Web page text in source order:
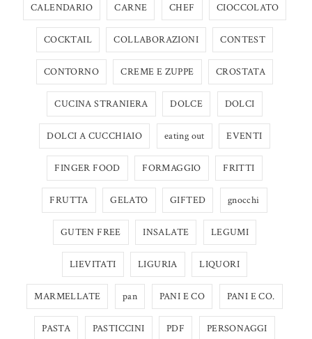
CALENDARIO CARNE CHEF CIOCCOLATO
COCKTAIL COLLABORAZIONI CONTEST
CONTORNO CREME E ZUPPE CROSTATA
CUCINA STRANIERA DOLCE DOLCI
DOLCI A CUCCHIAIO eating out EVENTI
FINGER FOOD FORMAGGIO FRITTI
FRUTTA GELATO GIFTED gnocchi
GUTEN FREE INSALATE LEGUMI
LIEVITATI LIGURIA LIQUORI
MARMELLATE pan PANI E CO PANI E CO.
PASTA PASTICCINI PDF PERSONAGGI